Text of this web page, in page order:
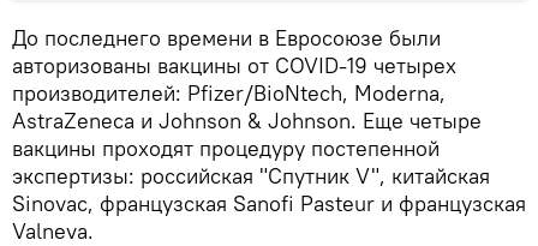
До последнего времени в Евросоюзе были
авторизованы вакцины от COVID-19 четырех
производителей: Pfizer/BioNtech, Moderna,
AstraZeneca и Johnson & Johnson. Еще четыре
вакцины проходят процедуру постепенной
экспертизы: российская "Спутник V", китайская
Sinovac, французская Sanofi Pasteur и французская
Valneva.